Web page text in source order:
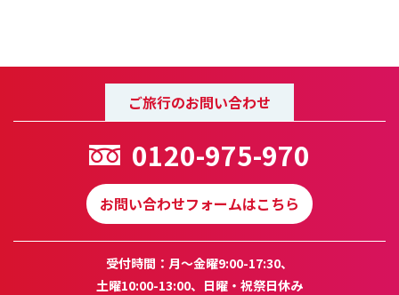
ご旅行のお問い合わせ
0120-975-970
お問い合わせフォームはこちら
受付時間：月～金曜9:00-17:30、
土曜10:00-13:00、日曜・祝祭日休み